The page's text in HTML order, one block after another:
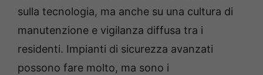
sulla tecnologia, ma anche su una cultura di
manutenzione e vigilanza diffusa tra i
residenti. Impianti di sicurezza avanzati
possono fare molto, ma sono i